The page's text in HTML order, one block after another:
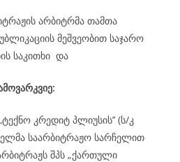
არბიტრმა თამთა
მეშვეობით საჯარო
საკითხი და
კრედიტ პლიუსის’’ (ს/კ
საარბიტრაჟო სარჩელით
შპს „ქართული